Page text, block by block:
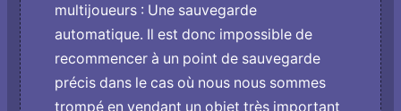
multijoueurs : Une sauvegarde
automatique. Il est donc impossible de
recommencer à un point de sauvegarde
précis dans le cas où nous nous sommes
trompé en vendant un objet très important